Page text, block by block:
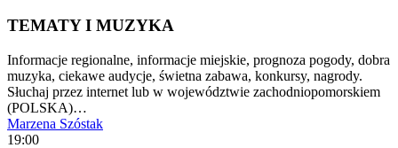
TEMATY I MUZYKA
Informacje regionalne, informacje miejskie, prognoza pogody, dobra
muzyka, ciekawe audycje, świetna zabawa, konkursy, nagrody.
Słuchaj przez internet lub w województwie zachodniopomorskiem
(POLSKA)…
Marzena Szóstak
19:00